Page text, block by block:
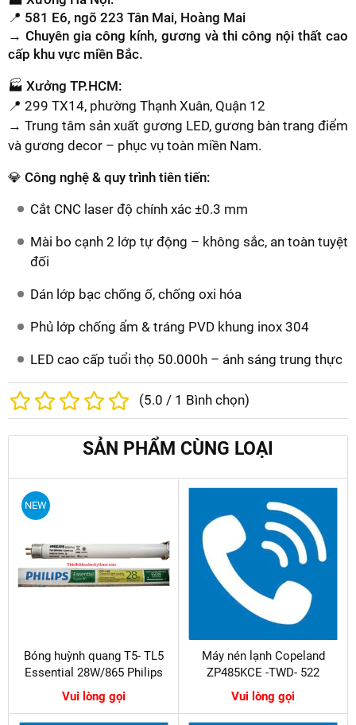
📍 581 E6, ngõ 223 Tân Mai, Hoàng Mai
→ Chuyên gia công kính, gương và thi công nội thất cao
cấp khu vực miền Bắc.
🏭 Xưởng TP.HCM:
📍 299 TX14, phường Thạnh Xuân, Quận 12
→ Trung tâm sản xuất gương LED, gương bàn trang điểm
và gương decor – phục vụ toàn miền Nam.
💎 Công nghệ & quy trình tiên tiến:
Cắt CNC laser độ chính xác ±0.3 mm
Mài bo cạnh 2 lớp tự động – không sắc, an toàn tuyệt
đối
Dán lớp bạc chống ố, chống oxi hóa
Phủ lớp chống ẩm & tráng PVD khung inox 304
LED cao cấp tuổi thọ 50.000h – ánh sáng trung thực
(5.0 / 1 Bình chọn)
SẢN PHẨM CÙNG LOẠI
NEW
Bóng huỳnh quang T5- TL5
Essential 28W/865 Philips
Vui lòng gọi
Máy nén lạnh Copeland
ZP485KCE -TWD- 522
Vui lòng gọi